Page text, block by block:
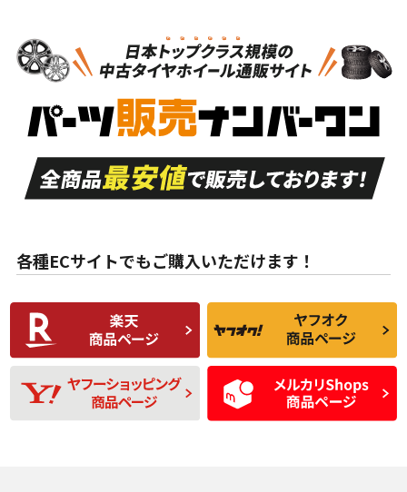
S
品）
S
新車外し品（新古
付き
A
走行距離も少なく、
目立つ傷もほとんど
ない中古品
A
走行距離も少なく、
非常に状態の良い中
古品
な中古品
んどない中古品
C
比較的きれいな中古
品
C
られるが、使用に問
題のない中古品
D
使用感や目立つ傷が
あり、一般的な中古
品
D
残り溝も少なく、偏
磨耗がみられ、短期
間使用できるくらい
の中古品
各種ECサイトでもご購入いただけます！